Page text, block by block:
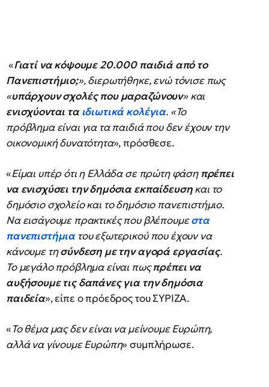
«Γιατί να κόψουμε 20.000 παιδιά από το
Πανεπιστήμιο;», διερωτήθηκε, ενώ τόνισε πως
«υπάρχουν σχολές που μαραζώνουν» και
ενισχύονται ταιδιωτικά κολέγια. «Το
πρόβλημα είναι για τα παιδιά που δεν έχουν την
οικονομική δυνατότητα», πρόσθεσε.
«Είμαι υπέρ ότι η Ελλάδα σε πρώτη φάση πρέπει
να ενισχύσει την δημόσια εκπαίδευσηκαι το
δημόσιο σχολείο και το δημόσιο πανεπιστήμιο.
Να εισάγουμε πρακτικές που βλέπουμε στα
πανεπιστήμιατου εξωτερικού που έχουν να
κάνουμε τησύνδεση με την αγορά εργασίας.
Το μεγάλο πρόβλημα είναι πωςπρέπει να
αυξήσουμε τις δαπάνες για την δημόσια
παιδεία», είπε ο πρόεδρος του ΣΥΡΙΖΑ.
«Το θέμα μας δεν είναι να μείνουμε Ευρώπη,
αλλά να γίνουμε Ευρώπη» συμπλήρωσε.